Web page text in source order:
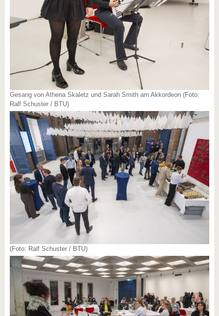
Gesang von Athena Skaletz und Sarah Smith am Akkordeon (Foto:
Ralf Schuster / BTU)
(Foto: Ralf Schuster / BTU)